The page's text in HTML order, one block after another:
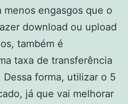
menos engasgos que o
download ou upload
também é
taxa de transferência
forma, utilizar o 5
já que vai melhorar